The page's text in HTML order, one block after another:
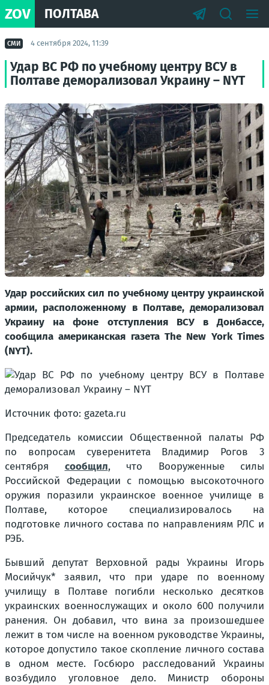
ZOV ПОЛТАВА
СМИ 4 сентября 2024, 11:39
Удар ВС РФ по учебному центру ВСУ в
Полтаве деморализовал Украину – NYT
Удар российских сил по учебному центру украинской
армии, расположенному в Полтаве, деморализовал
Украину на фоне отступления ВСУ в Донбассе,
сообщила американская газета The New York Times
(NYT).
Источник фото: gazeta.ru
Председатель комиссии Общественной палаты РФ
по вопросам суверенитета Владимир Рогов 3
сентября сообщил, что Вооруженные силы
Российской Федерации с помощью высокоточного
оружия поразили украинское военное училище в
Полтаве, которое специализировалось на
подготовке личного состава по направлениям РЛС и
РЭБ.
Бывший депутат Верховной рады Украины Игорь
Мосийчук* заявил, что при ударе по военному
училищу в Полтаве погибли несколько десятков
украинских военнослужащих и около 600 получили
ранения. Он добавил, что вина за произошедшее
лежит в том числе на военном руководстве Украины,
которое допустило такое скопление личного состава
в одном месте. Госбюро расследований Украины
возбудило уголовное дело. Министр обороны